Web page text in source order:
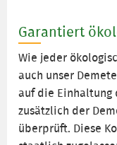
Garantiert
Wie jeder
auch unser
auf die Einhaltung
zusätzlich der
überprüft. Diese